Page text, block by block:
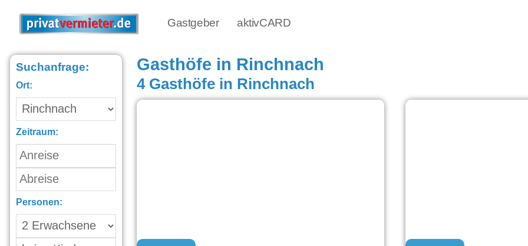
Gastgeber aktivCARD
Suchanfrage:
Ort:
Zeitraum:
Personen:
Gasthöfe in Rinchnach
4 Gasthöfe in Rinchnach